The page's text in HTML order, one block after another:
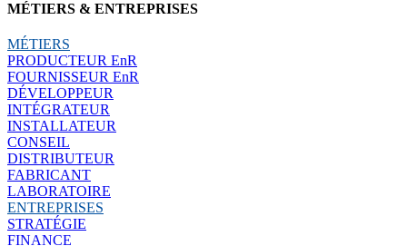
MÉTIERS & ENTREPRISES
MÉTIERS
PRODUCTEUR EnR
FOURNISSEUR EnR
DÉVELOPPEUR
INTÉGRATEUR
INSTALLATEUR
CONSEIL
DISTRIBUTEUR
FABRICANT
LABORATOIRE
ENTREPRISES
STRATÉGIE
FINANCE